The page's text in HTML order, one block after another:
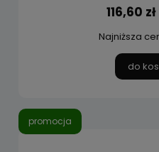
116,60 zł
Najniższa
do
promocja